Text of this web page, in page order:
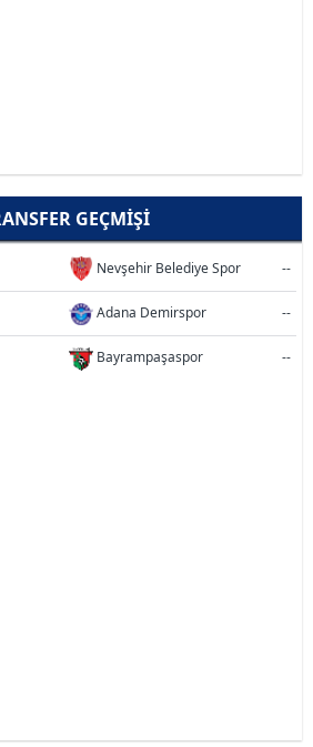
GEÇMIŞI
Nevşehir Belediye Spor --
Adana Demirspor --
Bayrampaşaspor --